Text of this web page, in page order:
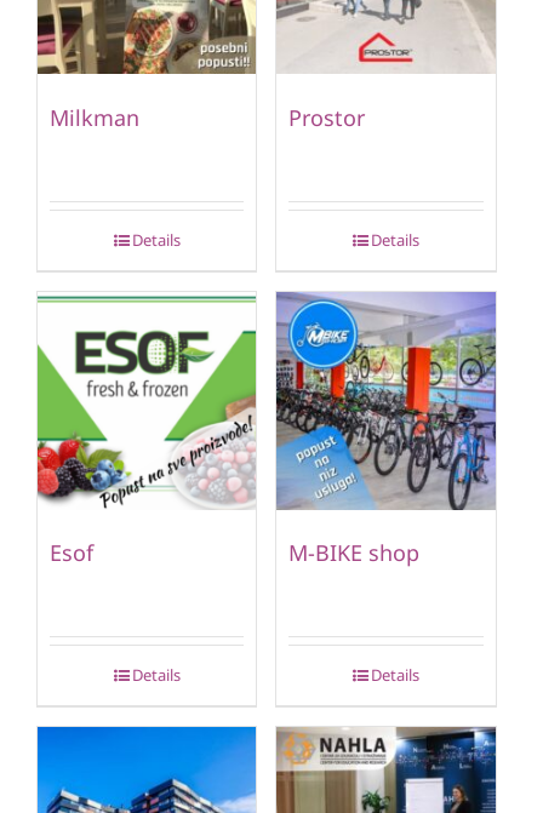
Milkman
Details
Prostor
Details
Esof
Details
M-BIKE shop
Details